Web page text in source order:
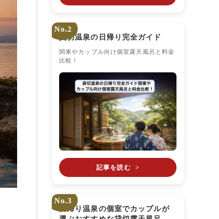
No.2
貸切温泉の日帰り完全ガイド
関東やカップル向け個室露天風呂と料金
比較！
記事を読む >
No.3
日帰り温泉の個室でカップルが